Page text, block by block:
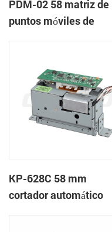
PDM-02 58 matriz de
puntos móviles de
KP-628C 58 mm
cortador automático